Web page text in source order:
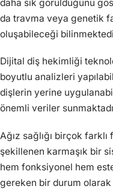
daha sık görüldüğünü
da travma veya genetik
oluşabileceği
Dijital diş hekimliği
boyutlu analizleri
dişlerin yerine
önemli veriler
Ağız sağlığı birçok
şekillenen karmaşık bir
hem fonksiyonel hem
gereken bir durum